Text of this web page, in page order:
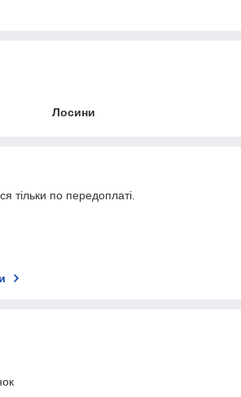
Лосини
тільки по передоплаті.